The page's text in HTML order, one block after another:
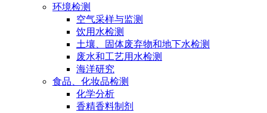
环境检测
空气采样与监测
饮用水检测
土壤、固体废弃物和地下水检测
废水和工艺用水检测
海洋研究
食品、化妆品检测
化学分析
香精香料制剂